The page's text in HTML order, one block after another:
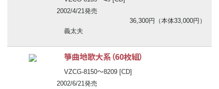
2002/4/21発売
36,300円（本体33,000円）
義太夫
箏曲地歌大系（60枚組）
VZCG-8150〜8209 [CD]
2002/6/21発売